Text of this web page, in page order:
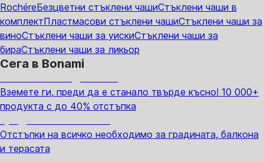
RochéreБезцветни стъклени чашиСтъклени чаши в
комплектПластмасови стъклени чашиСтъклени чаши за
виноСтъклени чаши за уискиСтъклени чаши за
бираСтъклени чаши за ликьор
Сега в Bonami
Вземете ги, преди да е станало твърде късно! 10 000+
продукта с до 40% отстъпка
Отстъпки на всичко необходимо за градината, балкона
и терасата